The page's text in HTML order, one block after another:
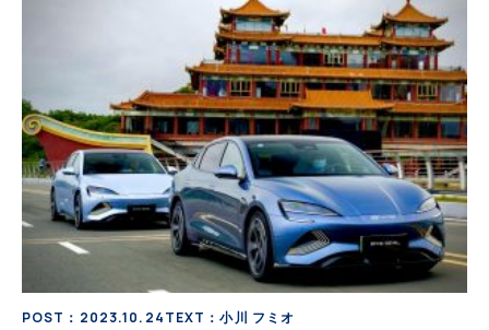
POST：2023.10.24TEXT：小川 フミオ